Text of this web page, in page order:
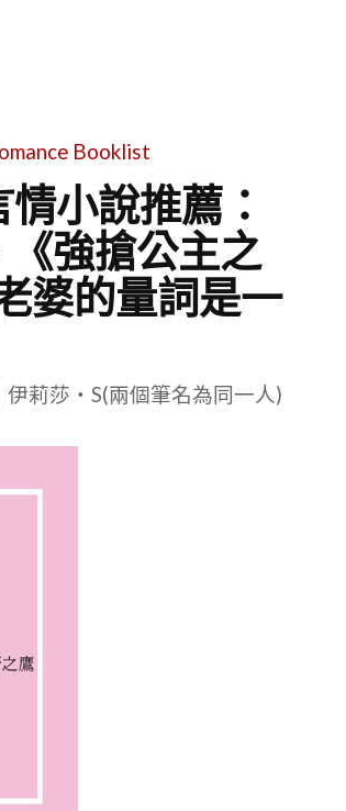
Booklist
小說推薦：
《強搶公主之
婆的量詞是一
莉莎・S(兩個筆名為同一人)